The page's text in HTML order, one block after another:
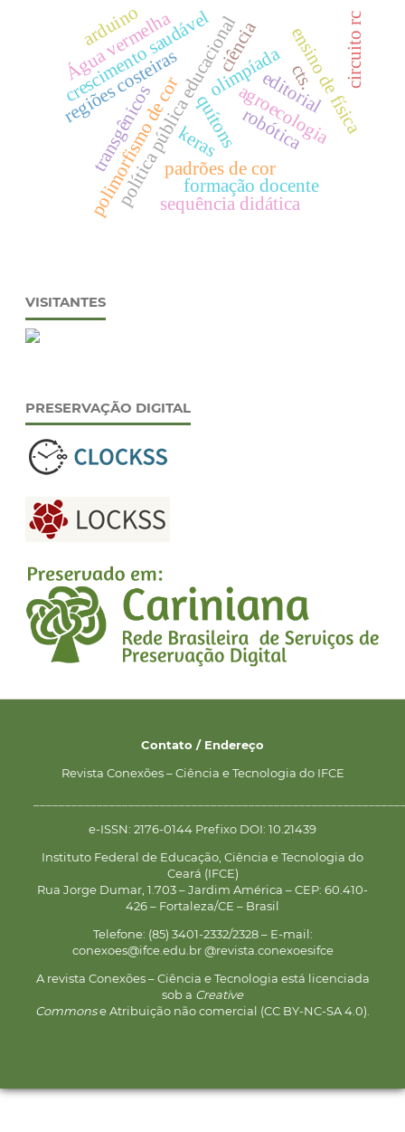
editorial
olimpíada
política pública educacional
padrões de cor
polimorfismo de corquítons
regiões costeiras
robótica
keras
crescimento saudável
formação docente
sequência didática
transgênicos
cts.
Água vermelha
agroecologia
ensino de física
ciência
arduino circuito rc
VISITANTES
PRESERVAÇÃO DIGITAL
Contato / Endereço
Revista Conexões – Ciência e Tecnologia do IFCE
e-ISSN: 2176-0144 Prefixo DOI: 10.21439
Instituto Federal de Educação, Ciência e Tecnologia do
Ceará (IFCE)
Rua Jorge Dumar, 1.703 – Jardim América – CEP: 60.410-
426 – Fortaleza/CE – Brasil
Telefone: (85) 3401-2332/2328 – E-mail:
conexoes@ifce.edu.br @revista.conexoesifce
A revista Conexões – Ciência e Tecnologia está licenciada
sob a Creative
Commonse Atribuição não comercial (CC BY-NC-SA 4.0).